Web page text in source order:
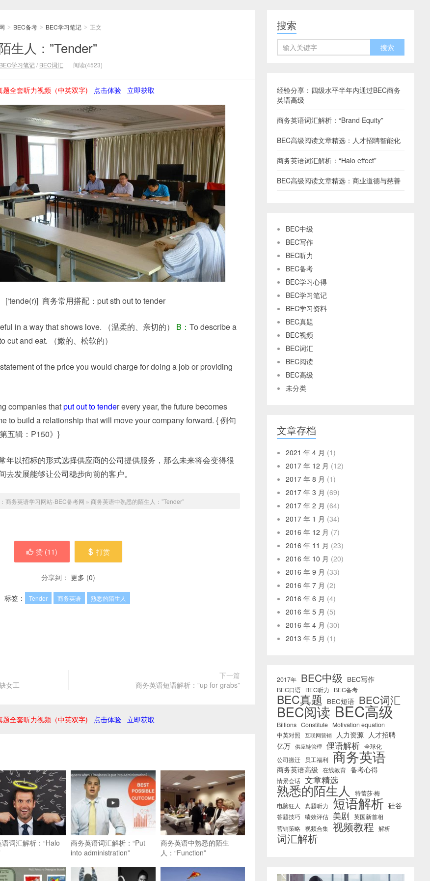
> BEC备考 > BEC学习笔记 > 正文
生人：”Tender”
BEC学习笔记/ BEC词汇 阅读(4523)
题全套听力视频（中英双字) 点击体验 立即获取
[‘tendə(r)] 商务常用搭配：put sth out to tender
in a way that shows love. （温柔的、亲切的） B： To describe a
cut and eat. （嫩的、松软的）
of the price you would charge for doing a job or providing
companiesthatputouttotendereveryyear, thefuturebecomes
to build a relationshipthatwill moveyourcompanyforward. { 例句
五辑：P150》}
年以招标的形式选择供应商的公司提供服务，那么未来将会变得很
发展能够让公司稳步向前的客户。
商务英语学习网站-BEC备考网 » 商务英语中熟悉的陌生人：”Tender”
赞 (11) 打赏
分享到： 更多 (0)
标签： Tender 商务英语 熟悉的陌生人
女工
下一篇
商务英语短语解析：”up for grabs”
题全套听力视频（中英双字) 点击体验 立即获取
词汇解析：“Halo
商务英语词汇解析：“Put
into administration”
商务英语中熟悉的陌生
人：“Function”
搜索
经验分享：四级水平半年内通过BEC商务
英语高级
商务英语词汇解析：“Brand Equity”
BEC高级阅读文章精选：人才招聘智能化
商务英语词汇解析：“Halo effect”
BEC高级阅读文章精选：商业道德与慈善
BEC中级
BEC写作
BEC听力
BEC备考
BEC学习心得
BEC学习笔记
BEC学习资料
BEC真题
BEC视频
BEC词汇
BEC阅读
BEC高级
未分类
文章存档
2021 年 4 月 (1)
2017 年 12 月 (12)
2017 年 8 月 (1)
2017 年 3 月 (69)
2017 年 2 月 (64)
2017 年 1 月 (34)
2016 年 12 月 (7)
2016 年 11 月 (23)
2016 年 10 月 (20)
2016 年 9 月 (33)
2016 年 7 月 (2)
2016 年 6 月 (4)
2016 年 5 月 (5)
2016 年 4 月 (30)
2013 年 5 月 (1)
2017年 BEC中级 BEC写作
BEC口语 BEC听力 BEC备考
BEC真题 BEC短语 BEC词汇
BEC阅读 BEC高级
Billions Constitute Motivation equation
中英对照
互联网营销 人力资源 人才招聘
亿万 供应链管理 俚语解析 全球化
公司搬迁
员工福利 商务英语
商务英语高级 在线教育 备考心得
情景会话 文章精选
熟悉的陌生人
特蕾莎·梅
电脑狂人
真题听力 短语解析 硅谷
答题技巧 绩效评估 美剧 英国新首相
营销策略 视频合集 视频教程 解析
词汇解析